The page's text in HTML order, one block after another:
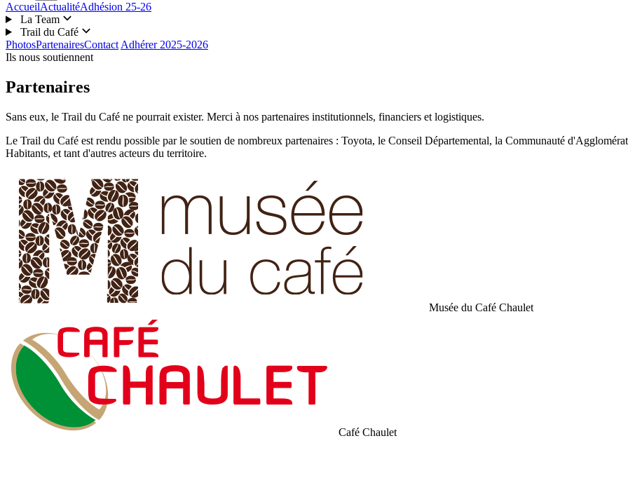
AccueilActualitéAdhésion 25-26
La Team
Trail du Café
PhotosPartenairesContact Adhérer 2025-2026
Ils nous soutiennent
Partenaires
Sans eux, le Trail du Café ne pourrait exister. Merci à nos partenaires institutionnels, financiers et logistiques.
Le Trail du Café est rendu possible par le soutien de nombreux partenaires : Toyota, le Conseil Départemental, la Communauté
Habitants, et tant d'autres acteurs du territoire.
Musée du Café Chaulet
Café Chaulet